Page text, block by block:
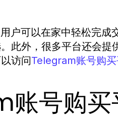
户可以在家中轻松完成
此外，很多平台还会提
访问Telegram账号购买
号购买